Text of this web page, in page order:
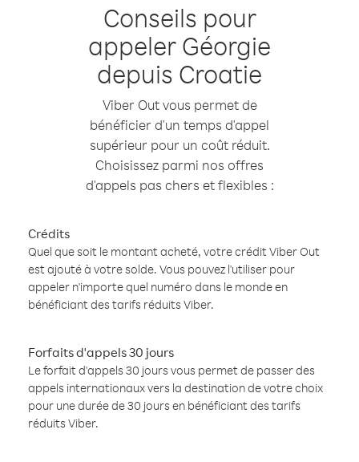
Conseils pour
appeler Géorgie
depuis Croatie
Viber Out vous permet de
bénéficier d'un temps d'appel
supérieur pour un coût réduit.
Choisissez parmi nos offres
d'appels pas chers et flexibles :
Crédits
Quel que soit le montant acheté, votre crédit Viber Out
est ajouté à votre solde. Vous pouvez l'utiliser pour
appeler n'importe quel numéro dans le monde en
bénéficiant des tarifs réduits Viber.
Forfaits d'appels 30 jours
Le forfait d'appels 30 jours vous permet de passer des
appels internationaux vers la destination de votre choix
pour une durée de 30 jours en bénéficiant des tarifs
réduits Viber.